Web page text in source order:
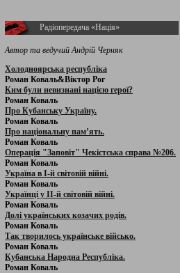
Радіопередача «Нація»
Автор та ведучий Андрій Черняк
Холодноярська республіка
Роман Коваль&Віктор Рог
Ким були невизнані нацією герої?
Роман Коваль
Про Кубанську Україну.
Роман Коваль
Про національну пам’ять.
Роман Коваль
Операція "Заповіт" Чекістська справа №206.
Роман Коваль
Україна в І-й світовій війні.
Роман Коваль
Українці у ІІ-й світовій війні.
Роман Коваль
Долі українських козачих родів.
Роман Коваль
Так творилось українське військо.
Роман Коваль
Кубанська Народна Республіка.
Роман Коваль